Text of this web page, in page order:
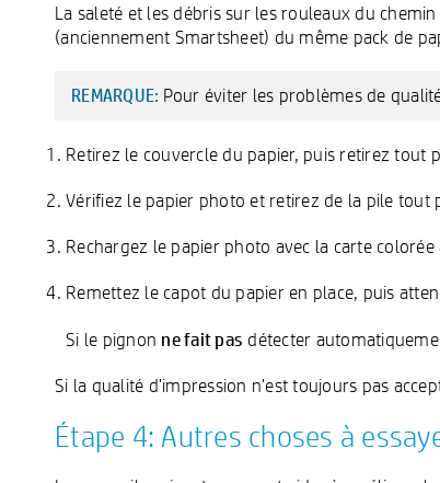
La saleté et les débris sur les rouleaux du
(anciennement Smartsheet) du même pack de
REMARQUE: Pour éviter les problèmes de
Retirez le couvercle du papier, puis retirez tout
Vérifiez le papier photo et retirez de la pile tout
Rechargez le papier photo avec la carte
Remettez le capot du papier en place, puis
Si le pignon ne fait pas détecter
Si la qualité d'impression n'est toujours pas
Étape 4: Autres choses à